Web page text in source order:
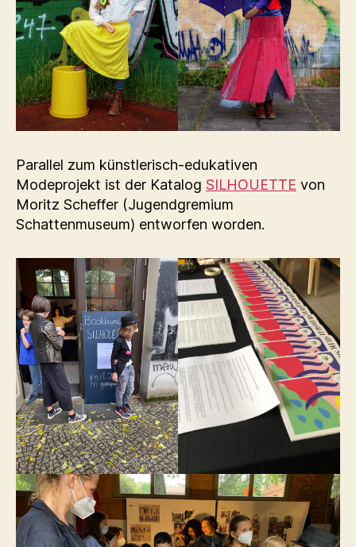
Parallel zum künstlerisch-edukativen
Modeprojekt ist der Katalog SILHOUETTE von
Moritz Scheffer (Jugendgremium
Schattenmuseum) entworfen worden.